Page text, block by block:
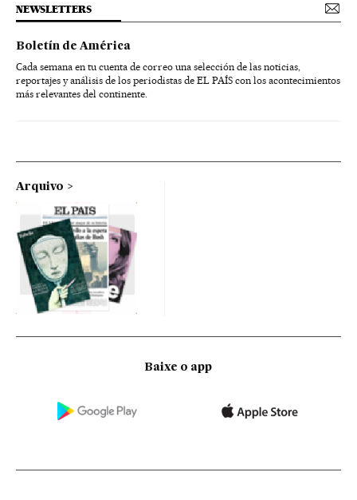
NEWSLETTERS
Boletín de América
Cada semana en tu cuenta de correo una selección de las noticias,
reportajes y análisis de los periodistas de EL PAÍS con los acontecimientos
más relevantes del continente.
Arquivo
Baixe o app